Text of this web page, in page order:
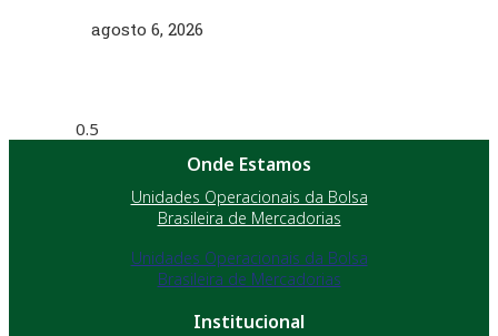
agosto 6, 2026
Onde Estamos
Unidades Operacionais da Bolsa
Brasileira de Mercadorias
Unidades Operacionais da Bolsa
Brasileira de Mercadorias
Institucional